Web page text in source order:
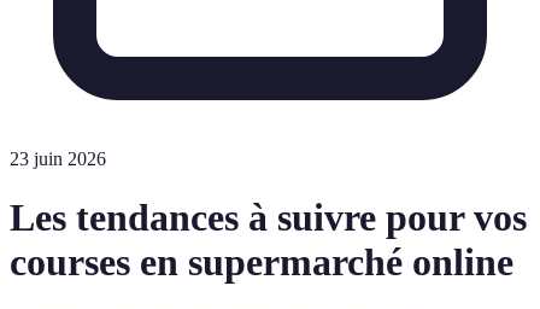
23 juin 2026
Les tendances à suivre pour vos
courses en supermarché online